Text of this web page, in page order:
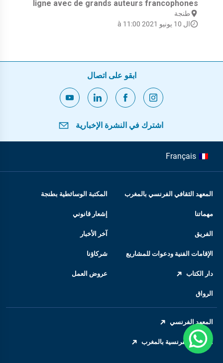
ligne avec de grands auteurs francophones
طنجة
ال 10 يونيو 2021 à 11:00
ابقو على اتصال
اشترك في النشرة الإخبارية
Français
المعهد الثقافي الفرنسي بالمغرب المكتبة الوسائطية بطنجة
مهماتنا إشعار قانوني
الفريق آخر الأخبار
الإقامات الفنية ودعوات للمشاريع شركاؤنا
دار الكتاب عروض العمل
الرواق
المعهد الفرنسي
السفارة الفرنسية بالمغرب